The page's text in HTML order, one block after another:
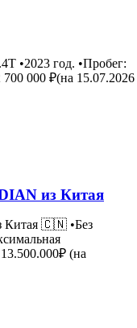
•2023 год. •Пробег:
000 ₽(на 15.07.2026
из Китая
Китая 🇨🇳 •Без
(на